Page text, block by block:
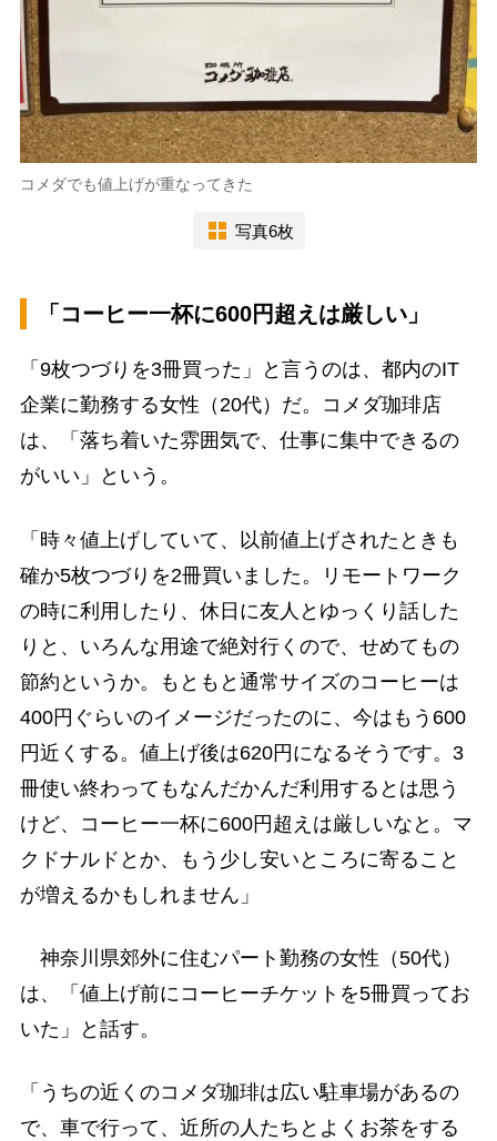
コメダでも値上げが重なってきた
写真6枚
「コーヒー一杯に600円超えは厳しい」
「9枚つづりを3冊買った」と言うのは、都内のIT
企業に勤務する女性（20代）だ。コメダ珈琲店
は、「落ち着いた雰囲気で、仕事に集中できるの
がいい」という。
「時々値上げしていて、以前値上げされたときも
確か5枚つづりを2冊買いました。リモートワーク
の時に利用したり、休日に友人とゆっくり話した
りと、いろんな用途で絶対行くので、せめてもの
節約というか。もともと通常サイズのコーヒーは
400円ぐらいのイメージだったのに、今はもう600
円近くする。値上げ後は620円になるそうです。3
冊使い終わってもなんだかんだ利用するとは思う
けど、コーヒー一杯に600円超えは厳しいなと。マ
クドナルドとか、もう少し安いところに寄ること
が増えるかもしれません」
神奈川県郊外に住むパート勤務の女性（50代）
は、「値上げ前にコーヒーチケットを5冊買ってお
いた」と話す。
「うちの近くのコメダ珈琲は広い駐車場があるの
で、車で行って、近所の人たちとよくお茶をする